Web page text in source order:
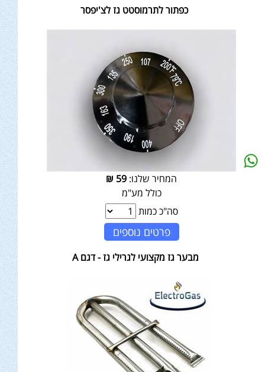
כפתור לתרמוסטט גז לצ'יפסר
המחיר שלנו: 59
₪
כולל מע"מ
סה"כ כמות
פרטים נוספים
מבער גז מקצועי לגרילי גז - דגם A